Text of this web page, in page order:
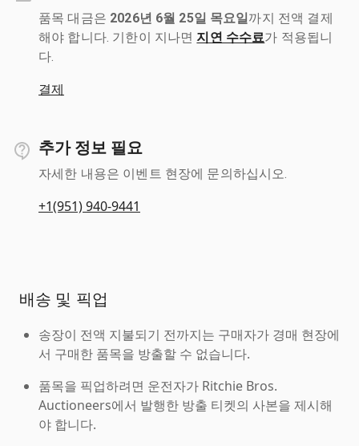
품목 대금은 2026년 6월 25일 목요일까지 전액 결제
해야 합니다. 기한이 지나면 지연 수수료가 적용됩니
다.
결제
추가 정보 필요
자세한 내용은 이벤트 현장에 문의하십시오.
+1(951) 940-9441
배송 및 픽업
송장이 전액 지불되기 전까지는 구매자가 경매 현장에
서 구매한 품목을 방출할 수 없습니다.
품목을 픽업하려면 운전자가 Ritchie Bros.
Auctioneers에서 발행한 방출 티켓의 사본을 제시해
야 합니다.